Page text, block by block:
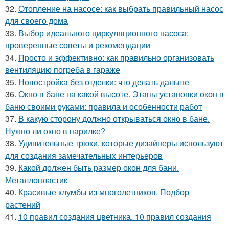
32. Отопление на насосе: как выбрать правильный насос
для своего дома
33. Выбор идеального циркуляционного насоса:
проверенные советы и рекомендации
34. Просто и эффективно: как правильно организовать
вентиляцию погреба в гараже
35. Новостройка без отделки: что делать дальше
36. Окно в бане на какой высоте. Этапы установки окон в
баню своими руками: правила и особенности работ
37. В какую сторону должно открываться окно в бане.
Нужно ли окно в парилке?
38. Удивительные трюки, которые дизайнеры используют
для создания замечательных интерьеров
39. Какой должен быть размер окон для бани.
Металлопластик
40. Красивые клумбы из многолетников. Подбор
растений
41. 10 правил создания цветника. 10 правил создания